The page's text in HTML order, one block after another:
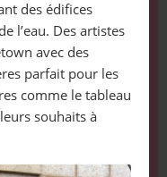
des édifices
l’eau. Des artistes
avec des
parfait pour les
comme le tableau
souhaits à